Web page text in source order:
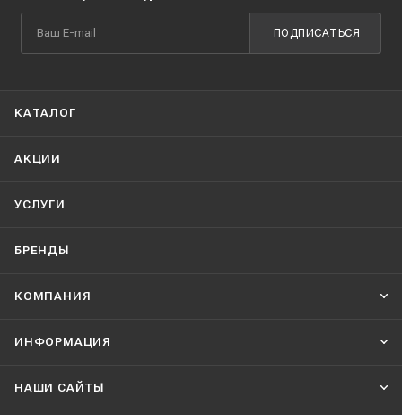
ПОДПИСАТЬСЯ
КАТАЛОГ
АКЦИИ
УСЛУГИ
БРЕНДЫ
КОМПАНИЯ
ИНФОРМАЦИЯ
НАШИ CАЙТЫ